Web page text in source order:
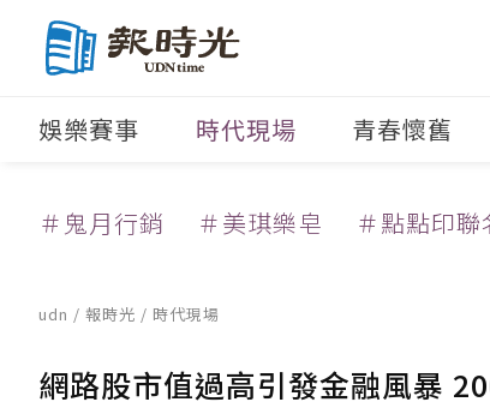
娛樂賽事 時代現場 青春懷舊
＃鬼月行銷 ＃美琪樂皂 ＃點點印聯
udn / 報時光 / 時代現場
網路股市值過高引發金融風暴